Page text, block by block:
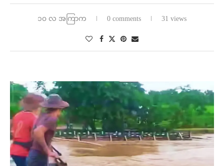
၁၀ လ အကြာက 0 comments 31 views